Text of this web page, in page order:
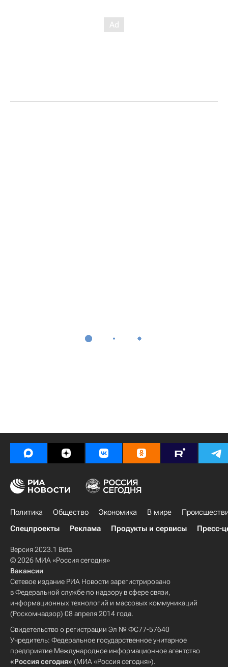
Политика Общество Экономика В мире
Спецпроекты
Реклама Продукты и сервисы Пресс-
Версия 2023.1 Beta
© 2026 МИА «Россия сегодня»
Вакансии
Сетевое издание РИА Новости зарегистрировано
в Федеральной службе по надзору в сфере связи,
информационных технологий и массовых коммуникаций
(Роскомнадзор) 08 апреля 2014 года.
Свидетельство о регистрации Эл № ФС77-57640
Учредитель: Федеральное государственное унитарное
предприятие Международное информационное агентство
«Россия сегодня» (МИА «Россия сегодня»).